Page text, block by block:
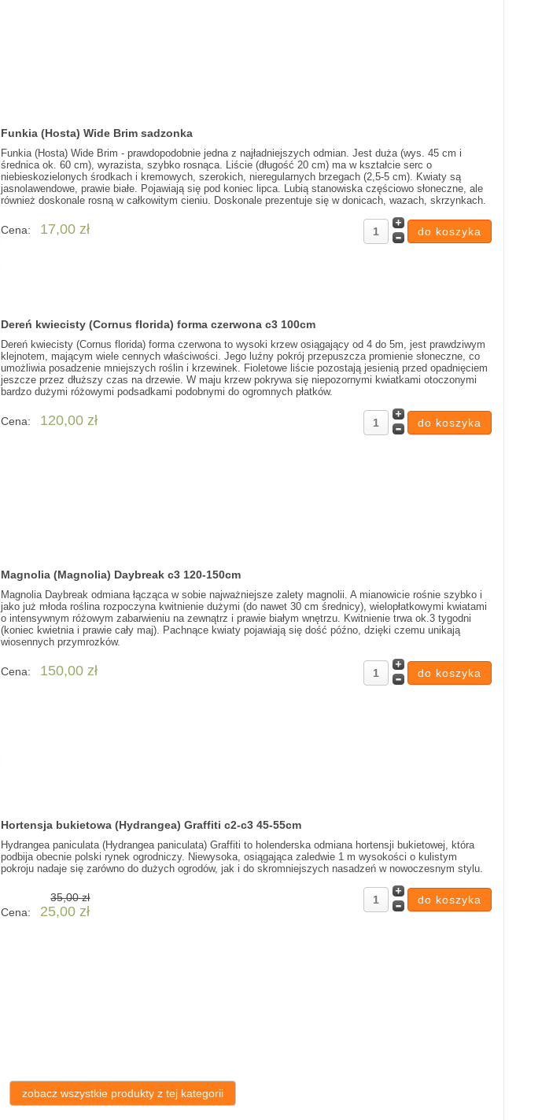
Funkia (Hosta) Wide Brim sadzonka
Funkia (Hosta) Wide Brim - prawdopodobnie jedna z najładniejszych odmian. Jest duża (wys. 45 cm i
średnica ok. 60 cm), wyrazista, szybko rosnąca. Liście (długość 20 cm) ma w kształcie serc o
niebieskozielonych środkach i kremowych, szerokich, nieregularnych brzegach (2,5-5 cm). Kwiaty są
jasnolawendowe, prawie białe. Pojawiają się pod koniec lipca. Lubią stanowiska częściowo słoneczne, ale
również doskonale rosną w całkowitym cieniu. Doskonale prezentuje się w donicach, wazach, skrzynkach.
Cena: 17,00 zł
Dereń kwiecisty (Cornus florida) forma czerwona c3 100cm
Dereń kwiecisty (Cornus florida) forma czerwona to wysoki krzew osiągający od 4 do 5m, jest prawdziwym
klejnotem, mającym wiele cennych właściwości. Jego luźny pokrój przepuszcza promienie słoneczne, co
umożliwia posadzenie mniejszych roślin i krzewinek. Fioletowe liście pozostają jesienią przed opadnięciem
jeszcze przez dłuższy czas na drzewie. W maju krzew pokrywa się niepozornymi kwiatkami otoczonymi
bardzo dużymi różowymi podsadkami podobnymi do ogromnych płatków.
Cena: 120,00 zł
Magnolia (Magnolia) Daybreak c3 120-150cm
Magnolia Daybreak odmiana łącząca w sobie najważniejsze zalety magnolii. A mianowicie rośnie szybko i
jako już młoda roślina rozpoczyna kwitnienie dużymi (do nawet 30 cm średnicy), wielopłatkowymi kwiatami
o intensywnym różowym zabarwieniu na zewnątrz i prawie białym wnętrzu. Kwitnienie trwa ok.3 tygodni
(koniec kwietnia i prawie cały maj). Pachnące kwiaty pojawiają się dość późno, dzięki czemu unikają
wiosennych przymrozków.
Cena: 150,00 zł
Hortensja bukietowa (Hydrangea) Graffiti c2-c3 45-55cm
Hydrangea paniculata (Hydrangea paniculata) Graffiti to holenderska odmiana hortensji bukietowej, która
podbija obecnie polski rynek ogrodniczy. Niewysoka, osiągająca zaledwie 1 m wysokości o kulistym
pokroju nadaje się zarówno do dużych ogrodów, jak i do skromniejszych nasadzeń w nowoczesnym stylu.
35,00 zł
Cena:
25,00 zł
zobacz wszystkie produkty z tej kategorii